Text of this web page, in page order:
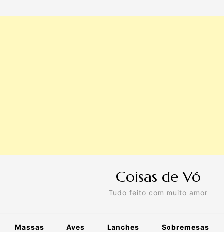
Coisas de Vó
Tudo feito com muito amor
Massas Aves Lanches Sobremesas